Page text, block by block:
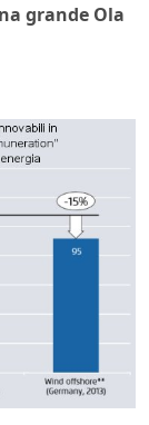
grande Ola